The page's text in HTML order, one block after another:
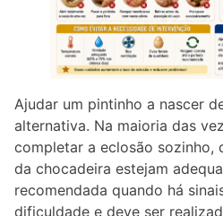
Ajudar um pintinho a nascer
alternativa. Na maioria das
completar a eclosão sozinho,
da chocadeira estejam
recomendada quando há
dificuldade e deve ser